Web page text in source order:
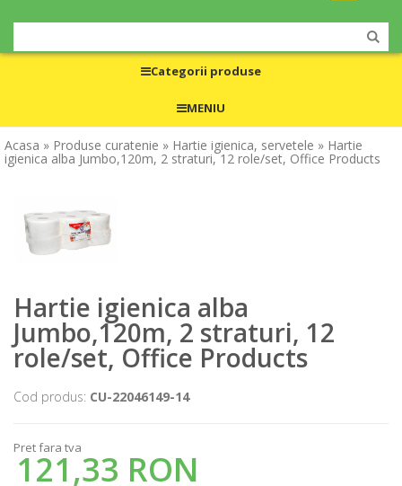
Categorii produse
MENIU
Acasa » Produse curatenie » Hartie igienica, servetele » Hartie
igienica alba Jumbo,120m, 2 straturi, 12 role/set, Office Products
Hartie igienica alba
Jumbo,120m, 2 straturi, 12
role/set, Office Products
Cod produs: CU-22046149-14
Pret fara tva
121,33 RON